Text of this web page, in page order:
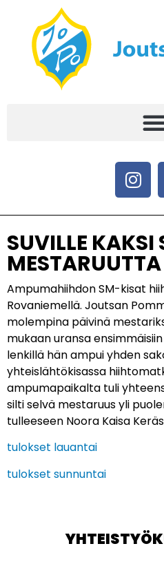
SUVILLE KAKSI
MESTARUUTTA
Ampumahiihdon SM-kisat
Rovaniemellä. Joutsan
molempina päivinä
mukaan uransa
lenkillä hän ampui yhden
yhteislähtökisassa
ampumapaikalta tuli
silti selvä mestaruus yli
tulleeseen Noora Kaisa
tulokset lauantai
tulokset sunnuntai